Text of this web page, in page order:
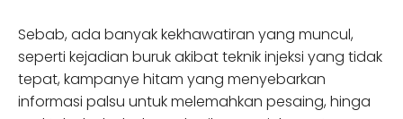
Sebab, ada banyak kekhawatiran yang muncul,
seperti kejadian buruk akibat teknik injeksi yang tidak
tepat, kampanye hitam yang menyebarkan
informasi palsu untuk melemahkan pesaing, hinga